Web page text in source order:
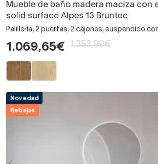
Mueble de baño madera maciza con
solid surface Alpes 13 Bruntec
Palilleria, 2 puertas, 2 cajones, suspendido
1.069,65€ 1.353,99€
Novedad
Rebajas